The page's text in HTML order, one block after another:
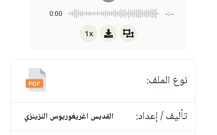
0:00 -:--
1x
نوع الملف:
تأليف / إعداد:
القديس اغريغوريوس النزينزي